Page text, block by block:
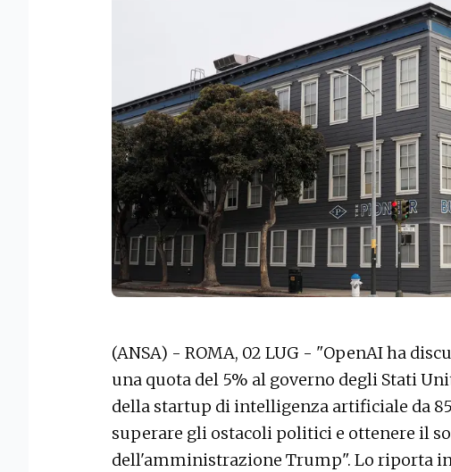
(ANSA) - ROMA, 02 LUG - "OpenAI ha
una quota del 5% al governo degli Stati
della startup di intelligenza artificiale da
superare gli ostacoli politici e ottenere il
dell'amministrazione Trump". Lo riporta